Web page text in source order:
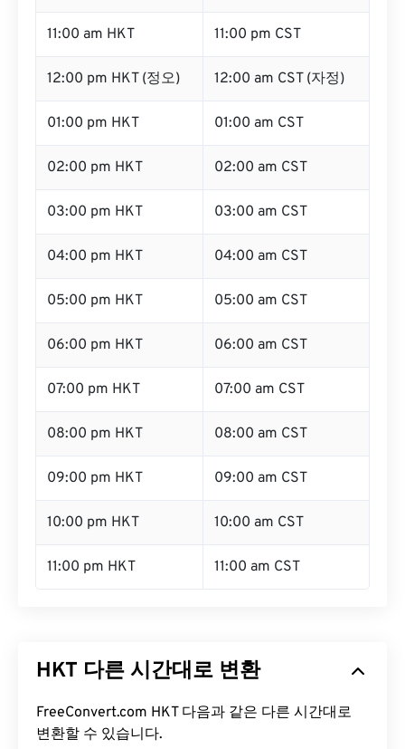
11:00 am HKT 11:00 pm CST
12:00 pm HKT (정오) 12:00 am CST (자정)
01:00 pm HKT 01:00 am CST
02:00 pm HKT 02:00 am CST
03:00 pm HKT 03:00 am CST
04:00 pm HKT 04:00 am CST
05:00 pm HKT 05:00 am CST
06:00 pm HKT 06:00 am CST
07:00 pm HKT 07:00 am CST
08:00 pm HKT 08:00 am CST
09:00 pm HKT 09:00 am CST
10:00 pm HKT 10:00 am CST
11:00 pm HKT 11:00 am CST
HKT 다른 시간대로 변환
FreeConvert.com HKT 다음과 같은 다른 시간대로
변환할 수 있습니다.